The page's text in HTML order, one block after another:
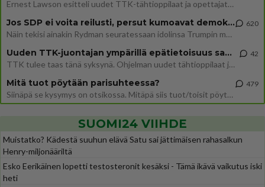
Ernest Lawson esitteli uudet TTK-tähtioppilaat ja opettajat torstaina 6.8. lehdistölle. Tulevalla kaudella on yksi hausk
Jos SDP ei voita reilusti, persut kumoavat demokratian Suomesta
Näin tekisi ainakin Rydman seuratessaan idolinsa Trumpin mallia https://www.is.fi/politiikka/art-2000012187244.html
620
Uuden TTK-juontajan ympärillä epätietoisuus sakenee - Nyt MTV hämmentää soppaa
TTK tulee taas tänä syksynä. Ohjelman uudet tähtioppilaat julkistetaan torstaina 6. elokuuta klo 14 alkavassa lehdistö
42
Mitä tuot pöytään parisuhteessa?
Siinäpä se kysymys on otsikossa. Mitäpä siis tuot/toisit pöytään parisuhteessa? Oletko mies vai nainen? Koetko sen mitä
479
SUOMI24 VIIHDE
Muistatko? Kädestä suuhun elävä Satu sai jättimäisen rahasalkun
Henry-miljonääriltä
Esko Eerikäinen lopetti testosteronit kesäksi - Tämä ikävä vaikutus iski
heti